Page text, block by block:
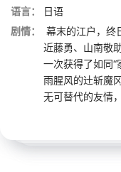
语言：
日语
剧情：
幕末的江户，终
近藤勇、山南敬
一次获得了如同“
雨腥风的辻斩魔
无可替代的友情